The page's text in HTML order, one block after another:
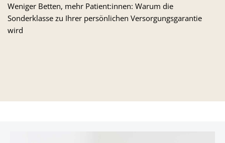
Weniger Betten, mehr Patient:innen: Warum die
Sonderklasse zu Ihrer persönlichen Versorgungsgarantie
wird